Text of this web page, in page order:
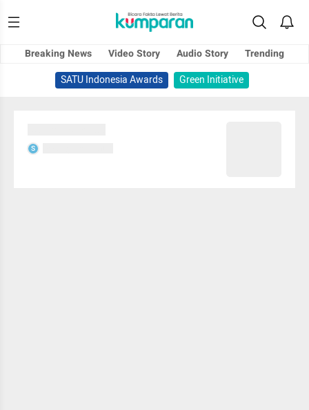
Breaking News Video Story Audio Story
Trending
SATU Indonesia Awards
Green Initiative
S